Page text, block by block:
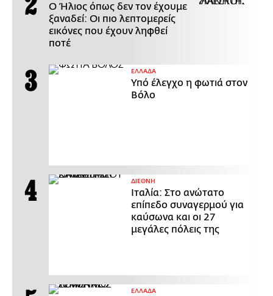
Ο Ήλιος όπως δεν τον έχουμε
ξαναδεί: Οι πιο λεπτομερείς
εικόνες που έχουν ληφθεί
ποτέ
ΕΛΛΑΔΑ
Υπό έλεγχο η φωτιά στον
Βόλο
ΔΙΕΘΝΗ
Ιταλία: Στο ανώτατο
επίπεδο συναγερμού για
καύσωνα και οι 27
μεγάλες πόλεις της
ΕΛΛΑΔΑ